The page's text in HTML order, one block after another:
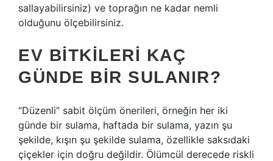
sallayabilirsiniz) ve toprağın ne kadar nemli
olduğunu ölçebilirsiniz.
EV BITKILERI KAÇ
GÜNDE BIR SULANIR?
“Düzenli” sabit ölçüm önerileri, örneğin her iki
günde bir sulama, haftada bir sulama, yazın şu
şekilde, kışın şu şekilde sulama, özellikle saksıdaki
çiçekler için doğru değildir. Ölümcül derecede riskli